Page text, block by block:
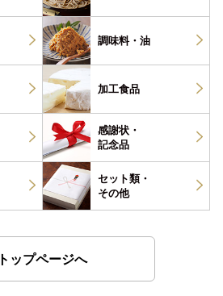
調味料・ 油
加工食品
感謝状・
記念品
セット類・
その他
トップページへ